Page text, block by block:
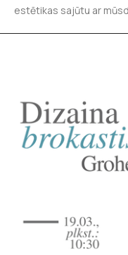
estētikas sajūtu ar